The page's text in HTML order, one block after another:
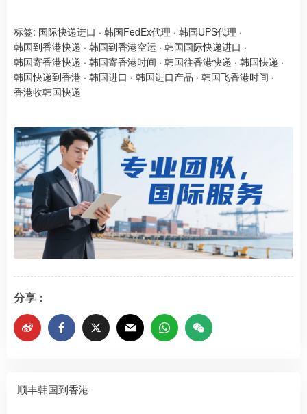
标签: 国际快递进口 · 韩国FedEx代理 · 韩国UPS代理 ·
韩国到香港快递 · 韩国到香港空运 · 韩国国际快递进口 ·
韩国寄香港快递 · 韩国寄香港时间 · 韩国往香港快递 · 韩国快递 ·
韩国快递到香港 · 韩国进口 · 韩国进口产品 · 韩国飞香港时间 ·
香港收韩国快递
分享：
顺丰韩国到香港